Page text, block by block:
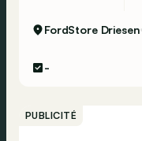
FordStore Driesen
-
PUBLICITÉ